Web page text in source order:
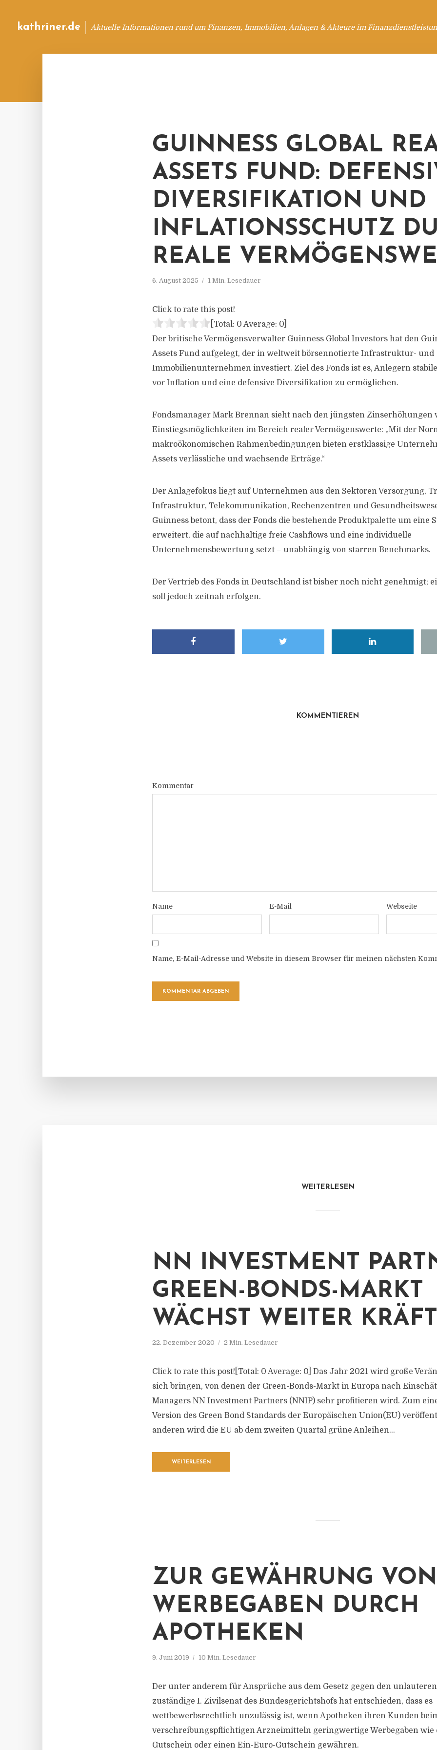
kathriner.de Aktuelle Informationen rund um Finanzen, Immobilien, Anlagen & Akteure im
GUINNESS GLOBAL
ASSETS FUND:
DIVERSIFIKATION UND
INFLATIONSSCHUTZ
REALE
6. August 2025 1 Min. Lesedauer
Click to rate this post!
[Total: 0 Average: 0
Der britische Vermögensverwalter Guinness Global Investors hat den
Assets Fund aufgelegt, der in weltweit börsennotierte Infrastruktur- und
Immobilienunternehmen investiert. Ziel des Fonds ist es, Anlegern
vor Inflation und eine defensive Diversifikation zu ermöglichen.
Fondsmanager Mark Brennan sieht nach den jüngsten Zinserhöhungen
Einstiegsmöglichkeiten im Bereich realer Vermögenswerte: „Mit der
makroökonomischen Rahmenbedingungen bieten erstklassige
Assets verlässliche und wachsende Erträge.“
Der Anlagefokus liegt auf Unternehmen aus den Sektoren Versorgung,
Infrastruktur, Telekommunikation, Rechenzentren und
Guinness betont, dass der Fonds die bestehende Produktpalette um eine
erweitert, die auf nachhaltige freie Cashflows und eine individuelle
Unternehmensbewertung setzt – unabhängig von starren Benchmarks.
Der Vertrieb des Fonds in Deutschland ist bisher noch nicht genehmigt;
soll jedoch zeitnah erfolgen.
KOMMENTIEREN
Kommentar
Name E-Mail Webseite
Name, E-Mail-Adresse und Website in diesem Browser für meinen nächsten
WEITERLESEN
NN INVESTMENT
GREEN-BONDS-MARKT
WÄCHST WEITER
22. Dezember 2020 2 Min. Lesedauer
Click to rate this post![Total: 0 Average: 0] Das Jahr 2021 wird große
sich bringen, von denen der Green-Bonds-Markt in Europa nach
Managers NN Investment Partners (NNIP) sehr profitieren wird. Zum
Version des Green Bond Standards der Europäischen Union(EU)
anderen wird die EU ab dem zweiten Quartal grüne Anleihen...
WEITERLESEN
ZUR GEWÄHRUNG VON
WERBEGABEN DURCH
APOTHEKEN
9. Juni 2019 10 Min. Lesedauer
Der unter anderem für Ansprüche aus dem Gesetz gegen den
zuständige I. Zivilsenat des Bundesgerichtshofs hat entschieden, dass es
wettbewerbsrechtlich unzulässig ist, wenn Apotheken ihren Kunden
verschreibungspflichtigen Arzneimitteln geringwertige Werbegaben wie
Gutschein oder einen Ein-Euro-Gutschein gewähren.